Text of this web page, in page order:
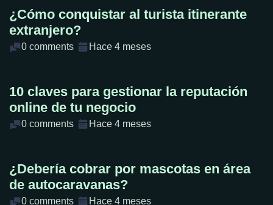
¿Cómo conquistar al turista itinerante
extranjero?
0 comments Hace 4 meses
10 claves para gestionar la reputación
online de tu negocio
0 comments Hace 4 meses
¿Debería cobrar por mascotas en área
de autocaravanas?
0 comments Hace 4 meses